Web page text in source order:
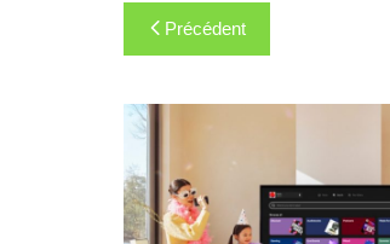
Navigation
de
l’article
Précédent